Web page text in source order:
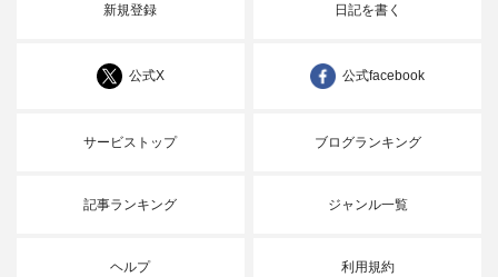
新規登録 日記を書く
公式X 公式facebook
サービストップ ブログランキング
記事ランキング ジャンル一覧
ヘルプ 利用規約